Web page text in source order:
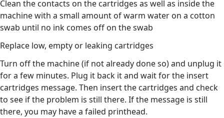
Clean the contacts on the cartridges as well as inside the
machine with a small amount of warm water on a cotton
swab until no ink comes off on the swab
Replace low, empty or leaking cartridges
Turn off the machine (if not already done so) and unplug it
for a few minutes. Plug it back it and wait for the insert
cartridges message. Then insert the cartridges and check
to see if the problem is still there. If the message is still
there, you may have a failed printhead.